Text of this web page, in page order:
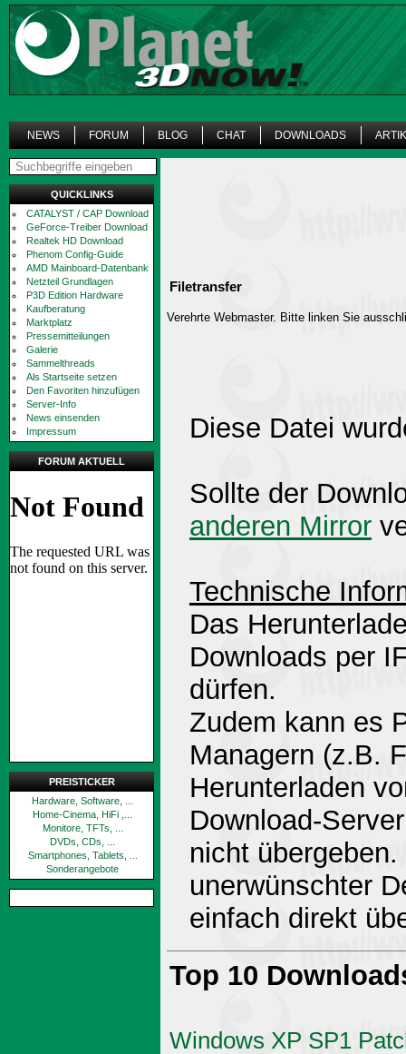
NEWS FORUM BLOG CHAT DOWNLOADS
QUICKLINKS
CATALYST / CAP Download
GeForce-Treiber Download
Realtek HD Download
Phenom Config-Guide
AMD Mainboard-Datenbank
Netzteil Grundlagen
P3D Edition Hardware
Kaufberatung
Marktplatz
Pressemitteilungen
Galerie
Sammelthreads
Als Startseite setzen
Den Favoriten hinzufügen
Server-Info
News einsenden
Impressum
FORUM AKTUELL
PREISTICKER
Hardware, Software, ...
Home-Cinema, HiFi ,...
Monitore, TFTs, ...
DVDs, CDs, ...
Smartphones, Tablets, ...
Sonderangebote
Filetransfer
Verehrte Webmaster. Bitte linken Sie
Diese Datei
Sollte der
anderen Mirror
Technische
Das
Downloads per
dürfen.
Zudem kann es
Managern (z.B.
Herunterladen
Download-
nicht
unerwünschter
einfach direkt
Top 10
Windows XP SP1